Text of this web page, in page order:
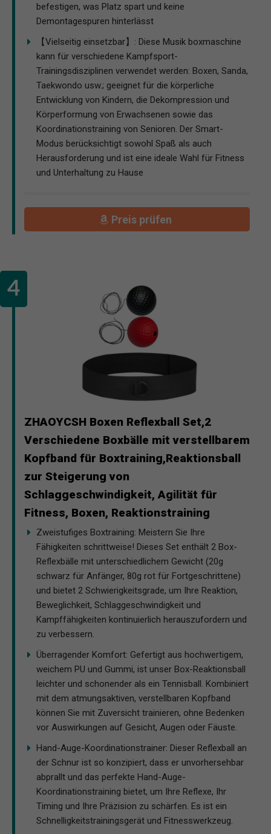
befestigen, was Platz spart und keine
Demontagespuren hinterlässt
【Vielseitig einsetzbar】: Diese Musik boxmaschine
kann für verschiedene Kampfsport-
Trainingsdisziplinen verwendet werden: Boxen, Sanda,
Taekwondo usw.; geeignet für die körperliche
Entwicklung von Kindern, die Dekompression und
Körperformung von Erwachsenen sowie das
Koordinationstraining von Senioren. Der Smart-
Modus berücksichtigt sowohl Spaß als auch
Herausforderung und ist eine ideale Wahl für Fitness
und Unterhaltung zu Hause
Preis prüfen
ZHAOYCSH Boxen Reflexball Set,2
Verschiedene Boxbälle mit verstellbarem
Kopfband für Boxtraining,Reaktionsball
zur Steigerung von
Schlaggeschwindigkeit, Agilität für
Fitness, Boxen, Reaktionstraining
Zweistufiges Boxtraining: Meistern Sie Ihre
Fähigkeiten schrittweise! Dieses Set enthält 2 Box-
Reflexbälle mit unterschiedlichem Gewicht (20g
schwarz für Anfänger, 80g rot für Fortgeschrittene)
und bietet 2 Schwierigkeitsgrade, um Ihre Reaktion,
Beweglichkeit, Schlaggeschwindigkeit und
Kampffähigkeiten kontinuierlich herauszufordern und
zu verbessern.
Überragender Komfort: Gefertigt aus hochwertigem,
weichem PU und Gummi, ist unser Box-Reaktionsball
leichter und schonender als ein Tennisball. Kombiniert
mit dem atmungsaktiven, verstellbaren Kopfband
können Sie mit Zuversicht trainieren, ohne Bedenken
vor Auswirkungen auf Gesicht, Augen oder Fäuste.
Hand-Auge-Koordinationstrainer: Dieser Reflexball an
der Schnur ist so konzipiert, dass er unvorhersehbar
abprallt und das perfekte Hand-Auge-
Koordinationstraining bietet, um Ihre Reflexe, Ihr
Timing und Ihre Präzision zu schärfen. Es ist ein
Schnelligkeitstrainingsgerät und Fitnesswerkzeug.